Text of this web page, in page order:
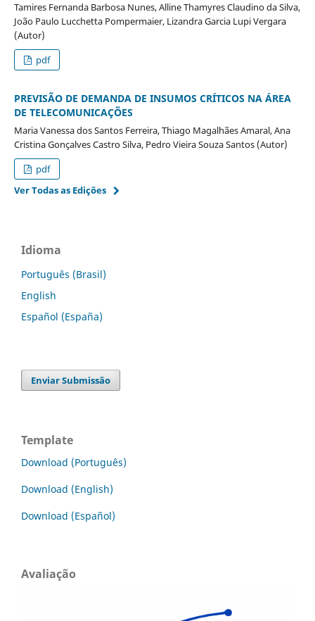
Tamires Fernanda Barbosa Nunes, Alline Thamyres Claudino da Silva,
João Paulo Lucchetta Pompermaier, Lizandra Garcia Lupi Vergara
(Autor)
pdf
PREVISÃO DE DEMANDA DE INSUMOS CRÍTICOS NA ÁREA
DE TELECOMUNICAÇÕES
Maria Vanessa dos Santos Ferreira, Thiago Magalhães Amaral, Ana
Cristina Gonçalves Castro Silva, Pedro Vieira Souza Santos (Autor)
pdf
Ver Todas as Edições
Idioma
Português (Brasil)
English
Español (España)
Enviar Submissão
Template
Download (Português)
Download (English)
Download (Español)
Avaliação